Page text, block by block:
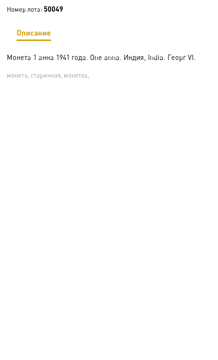
Номер лота: 50049
Описание
Монета 1 анна 1941 года. One anna. Индия, India. Георг VI.
монета, старинная, монетка,